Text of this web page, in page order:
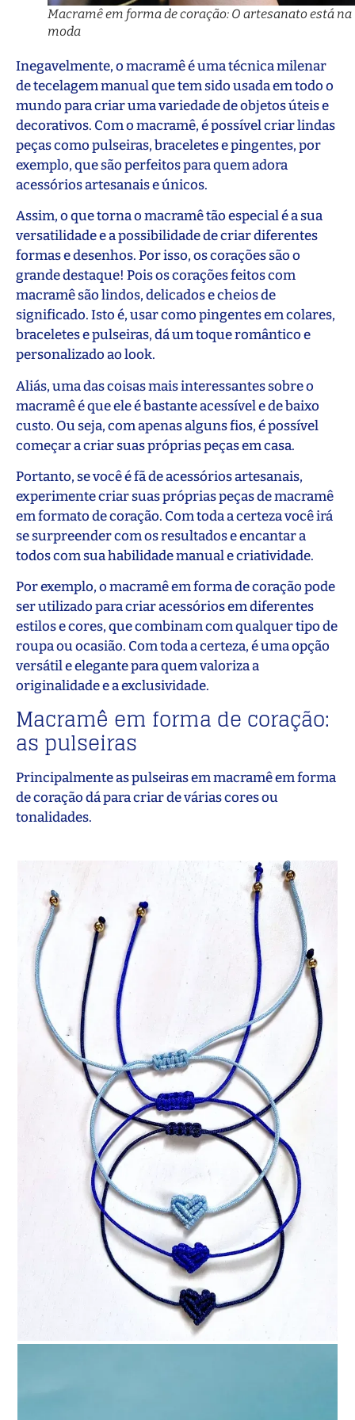
Macramê em forma de coração: O artesanato está na
moda
Inegavelmente, o macramê é uma técnica milenar
de tecelagem manual que tem sido usada em todo o
mundo para criar uma variedade de objetos úteis e
decorativos. Com o macramê, é possível criar lindas
peças como pulseiras, braceletes e pingentes, por
exemplo, que são perfeitos para quem adora
acessórios artesanais e únicos.
Assim, o que torna o macramê tão especial é a sua
versatilidade e a possibilidade de criar diferentes
formas e desenhos. Por isso, os corações são o
grande destaque! Pois os corações feitos com
macramê são lindos, delicados e cheios de
significado. Isto é, usar como pingentes em colares,
braceletes e pulseiras, dá um toque romântico e
personalizado ao look.
Aliás, uma das coisas mais interessantes sobre o
macramê é que ele é bastante acessível e de baixo
custo. Ou seja, com apenas alguns fios, é possível
começar a criar suas próprias peças em casa.
Portanto, se você é fã de acessórios artesanais,
experimente criar suas próprias peças de macramê
em formato de coração. Com toda a certeza você irá
se surpreender com os resultados e encantar a
todos com sua habilidade manual e criatividade.
Por exemplo, o macramê em forma de coração pode
ser utilizado para criar acessórios em diferentes
estilos e cores, que combinam com qualquer tipo de
roupa ou ocasião. Com toda a certeza, é uma opção
versátil e elegante para quem valoriza a
originalidade e a exclusividade.
Macramê em forma de coração:
as pulseiras
Principalmente as pulseiras em macramê em forma
de coração dá para criar de várias cores ou
tonalidades.